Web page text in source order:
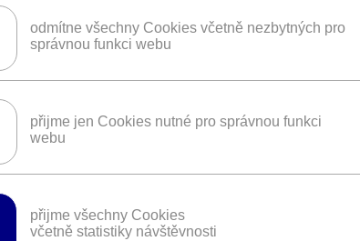
odmítne všechny Cookies včetně nezbytných pro
správnou funkci webu
přijme jen Cookies nutné pro správnou funkci
webu
přijme všechny Cookies
včetně statistiky návštěvnosti
jízdy u Autoškoly Maja.
Platnost není časově omezena.
Společně to zvládneme.